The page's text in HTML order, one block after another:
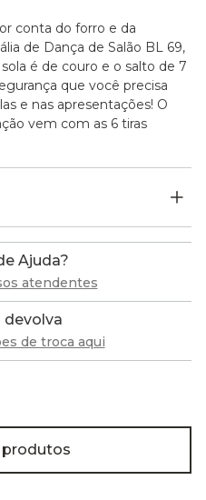
conta do forro e da
de Dança de Salão BL 69,
é de couro e o salto de 7
que você precisa
e nas apresentações! O
vem com as 6 tiras
Ajuda?
atendentes
devolva
de troca aqui
produtos